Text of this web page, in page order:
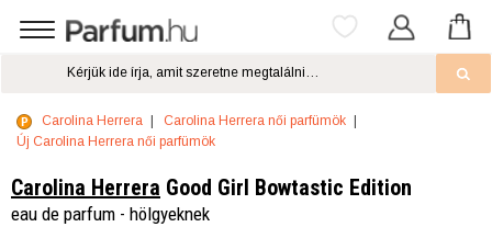
Carolina Herrera
Carolina Herrera női parfümök
Új Carolina Herrera női parfümök
Carolina Herrera Good Girl Bowtastic Edition
eau de parfum - hölgyeknek